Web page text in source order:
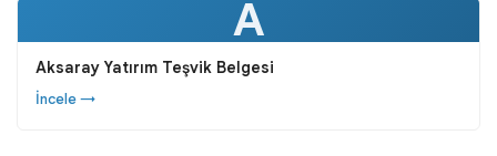
A
Aksaray Yatırım Teşvik Belgesi
İncele →